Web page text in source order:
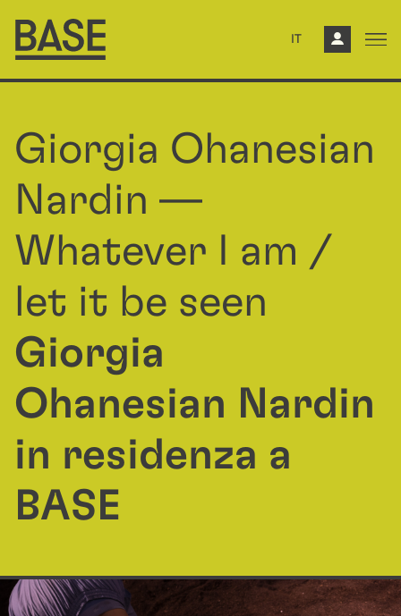
IT
Giorgia Ohanesian
Nardin —
Whatever I am /
let it be seen
Giorgia
Ohanesian Nardin
in residenza a
BASE